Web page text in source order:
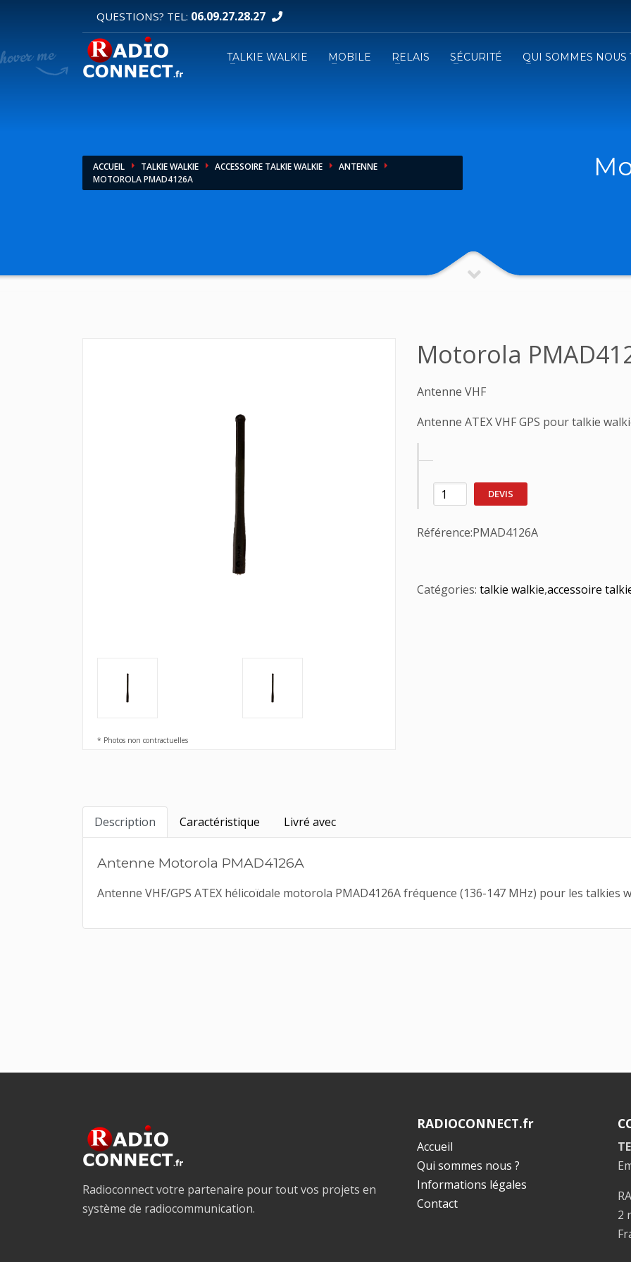
DEMANDE DE DEVIS
1 Sélectionnez vos produits.
QUESTIONS? TEL: 06.09.27.28.27
TALKIE WALKIE MOBILE RELAIS SÉCURITÉ QUI SOMMES NOUS
ACCUEIL TALKIE WALKIE ACCESSOIRE TALKIE WALKIE
ANTENNE
MOTOROLA PMAD4126A
* Photos non contractuelles
Motorola
Antenne VHF
Antenne ATEX VHF GPS pour talkie
DEVIS
Référence:PMAD4126A
Catégories: talkie walkie,accessoire
Description Caractéristique Livré avec
Antenne Motorola PMAD4126A
Antenne VHF/GPS ATEX hélicoïdale motorola PMAD4126A fréquence (136-147 MHz) pour les talkies
Radioconnect votre partenaire pour tout vos projets en
système de radiocommunication.
RADIOCONNECT.fr
Accueil
Qui sommes nous ?
Informations légales
Contact
2